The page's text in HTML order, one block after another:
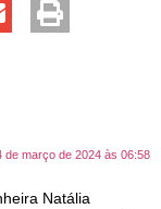
de março de 2024 às 06:58
Natália